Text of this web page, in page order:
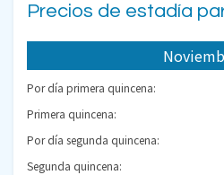
Precios de estadía
Por día primera quincena:
Primera quincena:
Por día segunda quincena:
Segunda quincena: